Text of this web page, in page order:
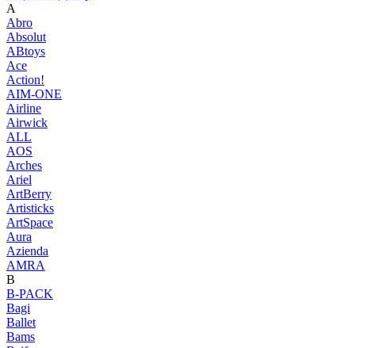
A
Abro
Absolut
ABtoys
Ace
Action!
AIM-ONE
Airline
Airwick
ALL
AOS
Arches
Ariel
ArtBerry
Artisticks
ArtSpace
Aura
Azienda
AМRA
B
B-PACK
Bagi
Ballet
Bams